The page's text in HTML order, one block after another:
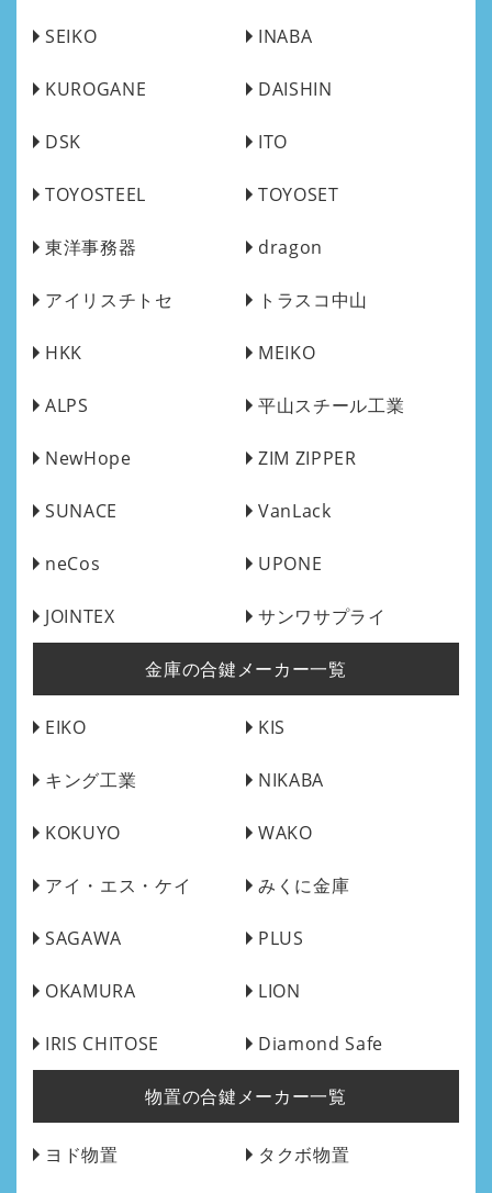
SEIKO INABA
KUROGANE DAISHIN
DSK ITO
TOYOSTEEL TOYOSET
東洋事務器 dragon
アイリスチトセ トラスコ中山
HKK MEIKO
ALPS 平山スチール工業
NewHope ZIM ZIPPER
SUNACE VanLack
neCos UPONE
JOINTEX サンワサプライ
金庫の合鍵メーカー一覧
EIKO KIS
キング工業 NIKABA
KOKUYO WAKO
アイ・エス・ケイ みくに金庫
SAGAWA PLUS
OKAMURA LION
IRIS CHITOSE Diamond Safe
物置の合鍵メーカー一覧
ヨド物置 タクボ物置